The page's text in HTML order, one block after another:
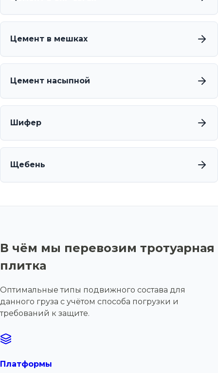
Цемент в мешках
Цемент насыпной
Шифер
Щебень
В чём мы перевозим тротуарная
плитка
Оптимальные типы подвижного состава для
данного груза с учётом способа погрузки и
требований к защите.
Платформы